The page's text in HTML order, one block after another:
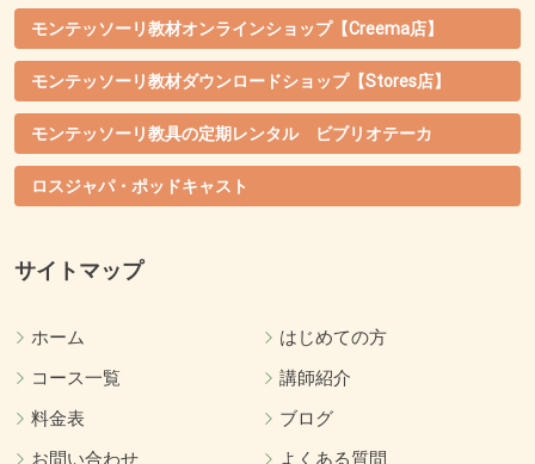
モンテッソーリ教材オンラインショップ【Creema店】
モンテッソーリ教材ダウンロードショップ【Stores店】
モンテッソーリ教具の定期レンタル ビブリオテーカ
ロスジャパ・ポッドキャスト
サイトマップ
ホーム
はじめての方
コース一覧
講師紹介
料金表
ブログ
お問い合わせ
よくある質問